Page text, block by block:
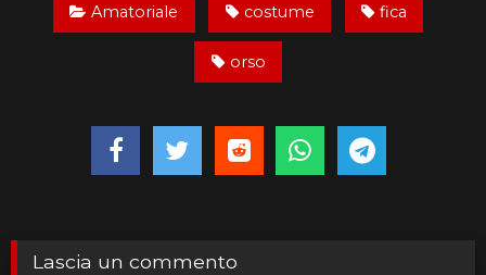
Amatoriale costume fica
orso
Lascia un commento